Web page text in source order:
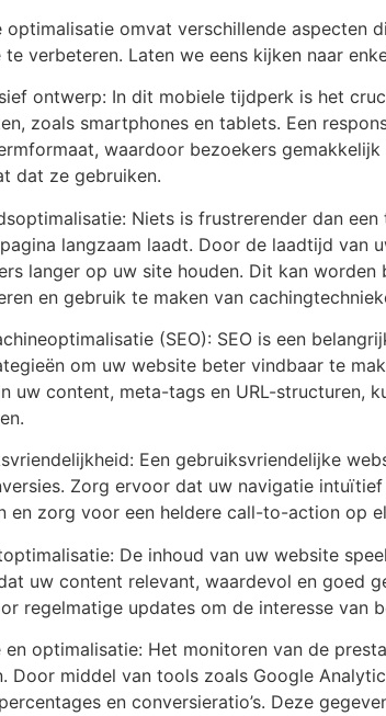
optimalisatie omvat verschillende aspecten
te verbeteren. Laten we eens kijken naar
ontwerp: In dit mobiele tijdperk is het
zoals smartphones en tablets. Een
waardoor bezoekers
dat ze gebruiken.
Niets is frustrerender dan
langzaam laadt. Door de laadtijd van
langer op uw site houden. Dit kan
en gebruik te maken van
(SEO): SEO is een
om uw website beter vindbaar te
uw content, meta-tags en URL-structuren,
Een gebruiksvriendelijke
Zorg ervoor dat uw navigatie
en zorg voor een heldere call-to-action op
De inhoud van uw website
uw content relevant, waardevol en goed
regelmatige updates om de interesse van
en optimalisatie: Het monitoren van de
Door middel van tools zoals Google
en conversieratio’s. Deze